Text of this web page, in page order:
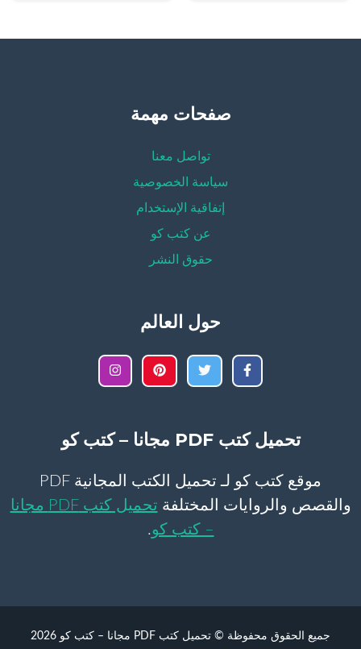
صفحات مهمة
تواصل معنا
سياسة الخصوصية
إتفاقية الإستخدام
عن كتب كو
حقوق النشر
حول العالم
تحميل كتب PDF مجانا – كتب كو
موقع كتب كو لـ تحميل الكتب المجانية PDF
والقصص والروايات المختلفة
تحميل كتب PDF مجانا
– كتب كو.
جميع الحقوق محفوظة © تحميل كتب PDF مجانا – كتب كو 2026